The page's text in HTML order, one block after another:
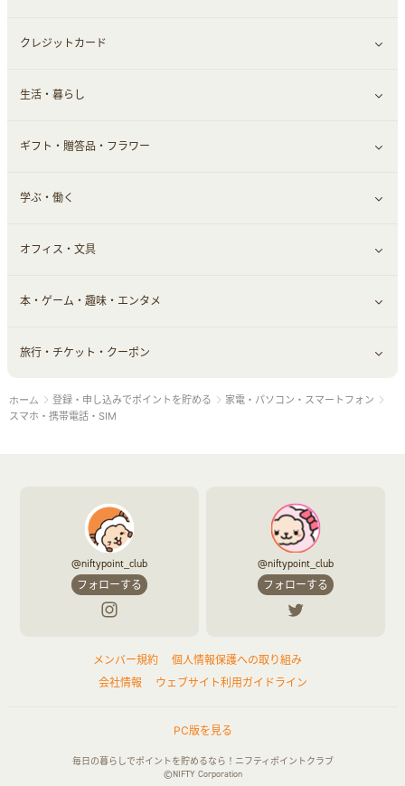
小物・かばん
スーツ・フォーマル
お酒
食材宅配
メイクアップ
ヘアケア
メンズ美容
美容・ダイエット用品
脱毛用品
美容食品
健康食品｜青汁・飲料
健康食品｜乳酸菌・ケフィア
健康食品｜その他
スポーツ・フィットネス
日用品・薬局・からだ
すべて見る
家電・パソコン・ソフトウェア
スマホ・携帯電話・SIM
クレジットカード
すべて見る
クレジットカード
生活・暮らし
すべて見る
車情報・カーシェア・レンタル
お役立ち
生活雑貨・家具インテリア
赤ちゃん・こども・マタニティ
ペット
ギフト・贈答品・フラワー
すべて見る
ギフト・贈答品
フラワー
学ぶ・働く
すべて見る
習い事・学習・学校
オフィス・文具
すべて見る
オフィス・文具
本・ゲーム・趣味・エンタメ
すべて見る
ゲーム・趣味
旅行・チケット・クーポン
すべて見る
チケット・クーポン・チラシ
ホーム 登録・申し込みでポイントを貯める
家電・パソコン・スマートフォン
スマホ・携帯電話・SIM
@niftypoint_club
フォローする
@niftypoint_club
フォローする
メンバー規約
個人情報保護への取り組み
会社情報
ウェブサイト利用ガイドライン
PC版を見る
毎日の暮らしでポイントを貯めるなら！ニフティポイントクラブ
©NIFTY Corporation